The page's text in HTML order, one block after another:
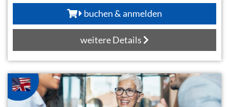
buchen & anmelden
weitere Details